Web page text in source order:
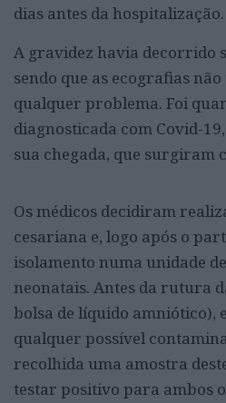
dias antes da hospitalização.
A gravidez havia decorrido
sendo que as ecografias
qualquer problema. Foi
diagnosticada com Covid-
sua chegada, que surgiram
Os médicos decidiram
cesariana e, logo após o
isolamento numa unidade
neonatais. Antes da rutura
bolsa de líquido amniótico),
qualquer possível
recolhida uma amostra
testar positivo para ambos